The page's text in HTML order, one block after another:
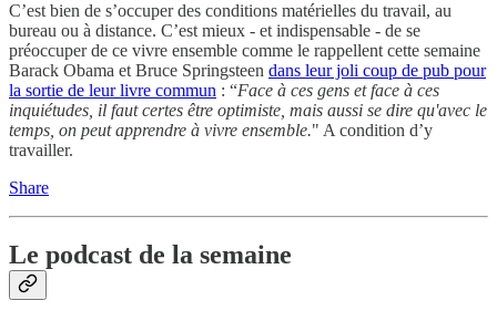
C’est bien de s’occuper des conditions matérielles du travail, au
bureau ou à distance. C’est mieux - et indispensable - de se
préoccuper de ce vivre ensemble comme le rappellent cette semaine
Barack Obama et Bruce Springsteen dans leur joli coup de pub pour
la sortie de leur livre commun : “Face à ces gens et face à ces
inquiétudes, il faut certes être optimiste, mais aussi se dire qu'avec le
temps, on peut apprendre à vivre ensemble." A condition d’y
travailler.
Share
Le podcast de la semaine